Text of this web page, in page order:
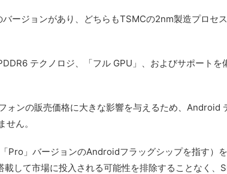
ージョンがあり、どちらもTSMCの2nm製造プロセ
テクノロジ、「フル GPU」、およびサポートを
ンの販売価格に大きな影響を与えるため、Android
ん。
」バージョンのAndroidフラッグシップを指す）
して市場に投入される可能性を排除することなく、